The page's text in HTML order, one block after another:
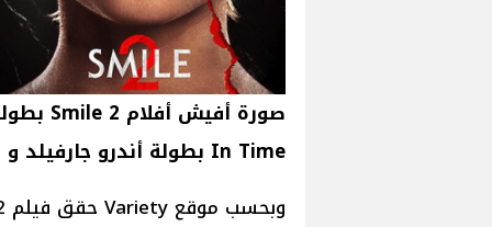
In Time بطولة أندرو جارفيلد و فلورانس بيو